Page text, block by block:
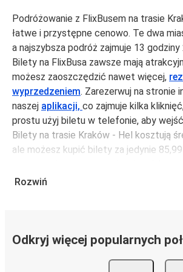
Podróżowanie z FlixBusem na trasie
łatwe i przystępne cenowo. Te dwa
a najszybsza podróż zajmuje 13 godziny
Bilety na FlixBusa zawsze mają
możesz zaoszczędzić nawet więcej,
wyprzedzeniem. Zarezerwuj na stronie
naszej aplikacji, co zajmuje kilka
prostu użyj biletu w telefonie, aby
Bilety na trasie Kraków - Hel kosztują
ale możesz kupić bilety za jedynie 85,99
unikając weekendów i świąt. Aby podróżować szybko,
Rozwiń
Odkryj więcej popularnych